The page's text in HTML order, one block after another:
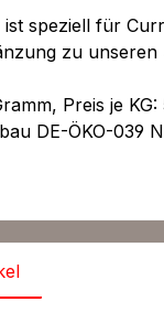
speziell für
zu
Preis je
DE-ÖKO-039